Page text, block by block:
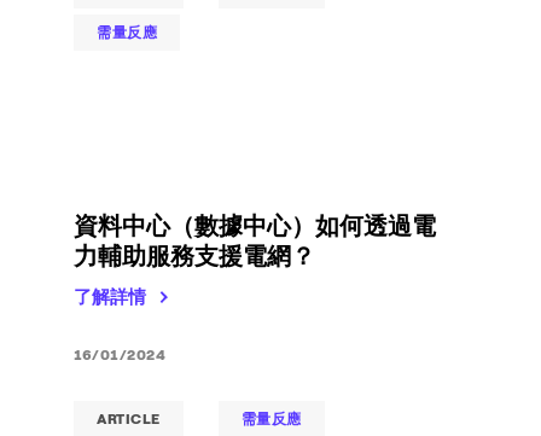
需量反應
資料中心（數據中心）如何透過電
力輔助服務支援電網？
了解詳情
ARTICLE 需量反應
16/01/2024